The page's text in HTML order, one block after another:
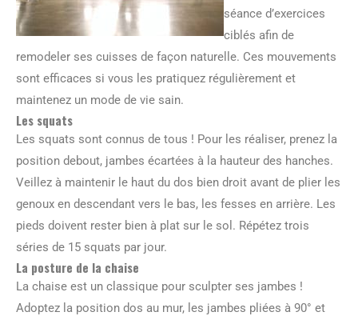
séance d’exercices
ciblés afin de
remodeler ses cuisses de façon naturelle. Ces mouvements
sont efficaces si vous les pratiquez régulièrement et
maintenez un mode de vie sain.
Les squats
Les squats sont connus de tous ! Pour les réaliser, prenez la
position debout, jambes écartées à la hauteur des hanches.
Veillez à maintenir le haut du dos bien droit avant de plier les
genoux en descendant vers le bas, les fesses en arrière. Les
pieds doivent rester bien à plat sur le sol. Répétez trois
séries de 15 squats par jour.
La posture de la chaise
La chaise est un classique pour sculpter ses jambes !
Adoptez la position dos au mur, les jambes pliées à 90° et